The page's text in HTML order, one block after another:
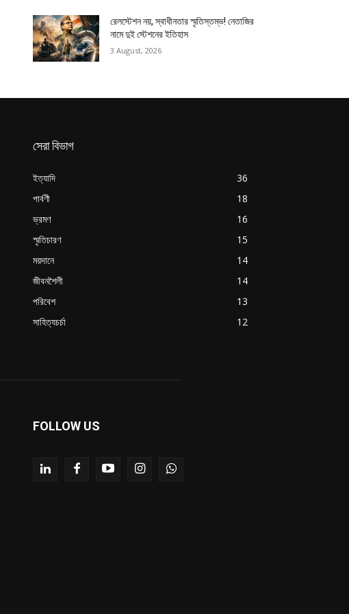
রেলস্টেশন নয়, স্বাধীনতার স্মৃতিস্তম্ভ! নেতাজির
নামে দুই স্টেশনের ইতিহাস
3 August, 2026
সেরা বিভাগ
ইত্যাদি
36
পার্বণী
18
ভ্রমণ
16
স্মৃতিচারণ
15
ময়দানে
14
জীবনশৈলী
14
পরিবেশ
13
সাহিত্যচর্চা
12
FOLLOW US